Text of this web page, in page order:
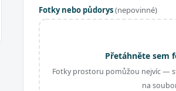
Fotky nebo půdorys(nepovinné)
Přetáhněte sem
Fotky prostoru pomůžou nejvíc —
na